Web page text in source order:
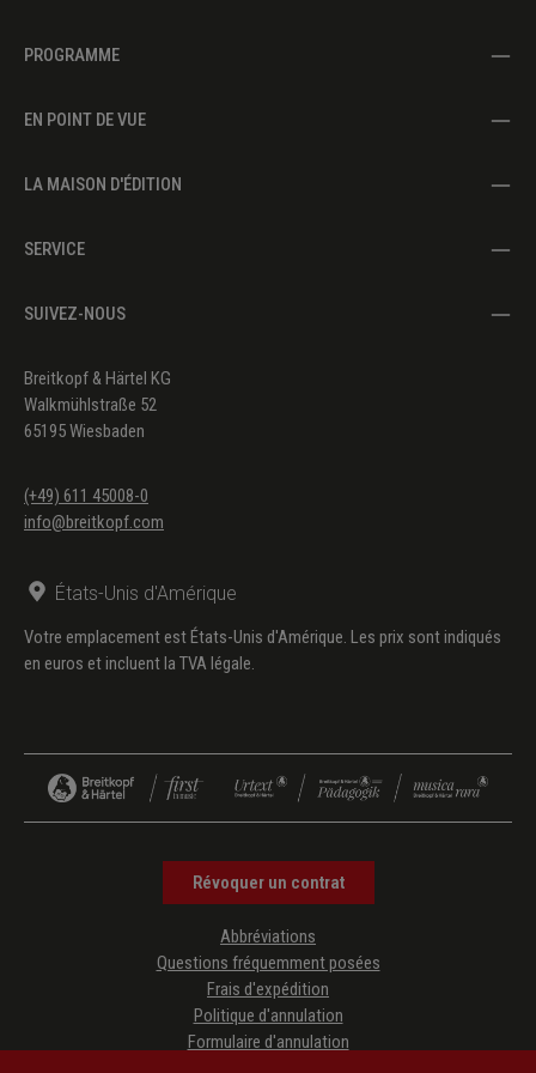
PROGRAMME
EN POINT DE VUE
LA MAISON D'ÉDITION
SERVICE
SUIVEZ-NOUS
Breitkopf & Härtel KG
Walkmühlstraße 52
65195 Wiesbaden
(+49) 611 45008-0
info@breitkopf.com
États-Unis d'Amérique
Votre emplacement est États-Unis d'Amérique. Les prix sont indiqués
en euros et incluent la TVA légale.
Révoquer un contrat
Abbréviations
Questions fréquemment posées
Frais d'expédition
Politique d'annulation
Formulaire d'annulation